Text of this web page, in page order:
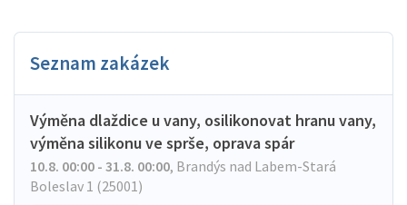
Seznam zakázek
Výměna dlaždice u vany, osilikonovat hranu vany,
výměna silikonu ve sprše, oprava spár
10.8. 00:00 - 31.8. 00:00, Brandýs nad Labem-Stará
Boleslav 1 (25001)